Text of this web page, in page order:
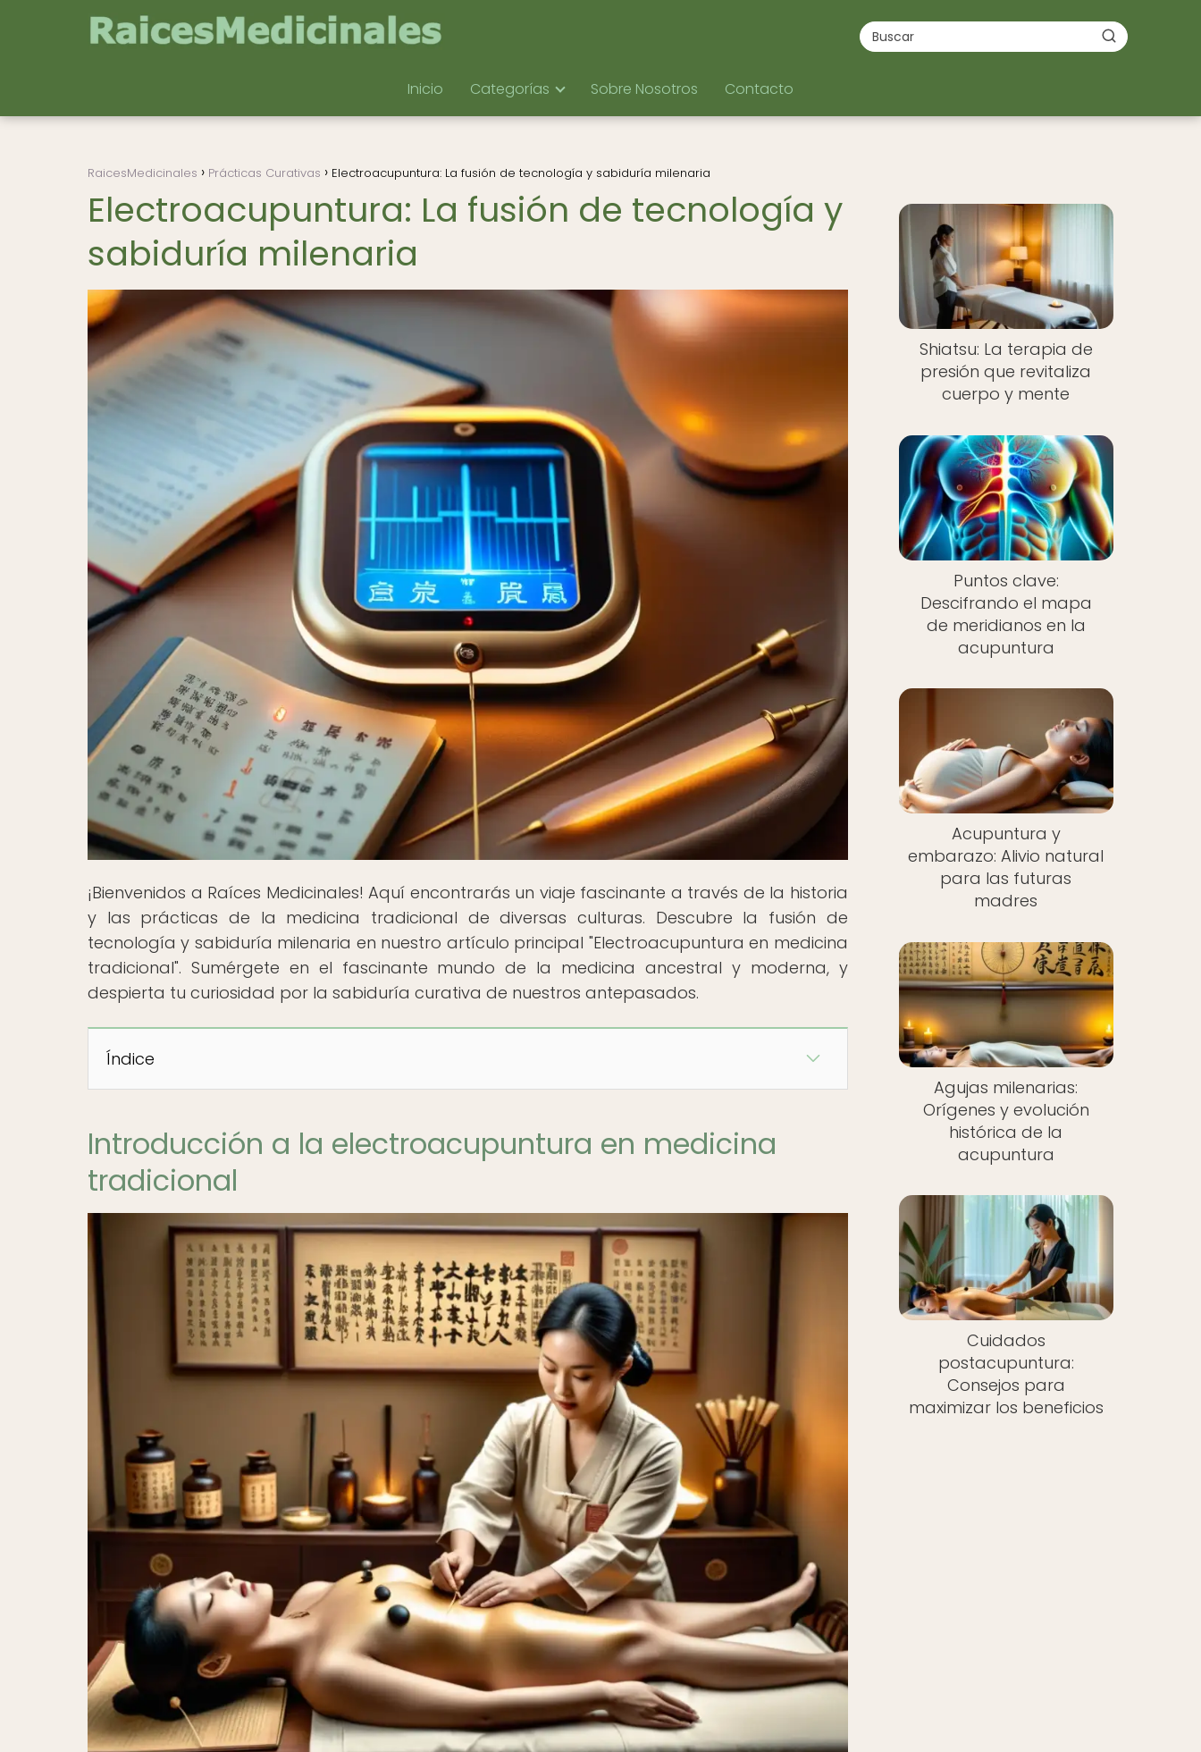
Inicio Categorías Sobre Nosotros Contacto
RaicesMedicinales Prácticas Curativas Electroacupuntura: La fusión de tecnología y sabiduría milenaria
Electroacupuntura: La fusión de tecnología y
sabiduría milenaria
¡Bienvenidos a Raíces Medicinales! Aquí encontrarás un viaje fascinante a través de la historia
y las prácticas de la medicina tradicional de diversas culturas. Descubre la fusión de
tecnología y sabiduría milenaria en nuestro artículo principal "Electroacupuntura en medicina
tradicional". Sumérgete en el fascinante mundo de la medicina ancestral y moderna, y
despierta tu curiosidad por la sabiduría curativa de nuestros antepasados.
Índice
Introducción a la electroacupuntura en medicina
tradicional
Shiatsu: La terapia de
presión que revitaliza
cuerpo y mente
Puntos clave:
Descifrando el mapa
de meridianos en la
acupuntura
Acupuntura y
embarazo: Alivio natural
para las futuras
madres
Agujas milenarias:
Orígenes y evolución
histórica de la
acupuntura
Cuidados
postacupuntura:
Consejos para
maximizar los beneficios